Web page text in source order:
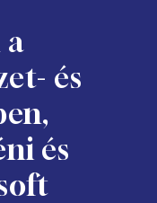
és
és